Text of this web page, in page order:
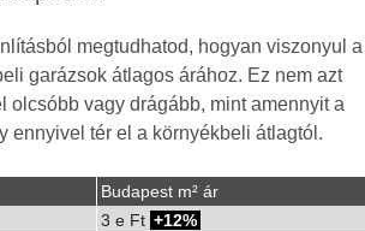
megtudhatod, hogyan viszonyul a
garázsok átlagos árához. Ez nem azt
olcsóbb vagy drágább, mint amennyit a
ennyivel tér el a környékbeli átlagtól.
Budapest m² ár
3 e Ft 12%